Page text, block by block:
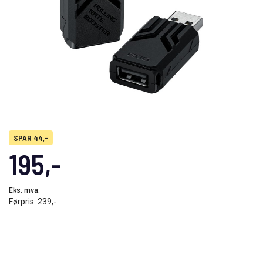
SPAR 44,-
195,-
Eks. mva.
Førpris: 239,-